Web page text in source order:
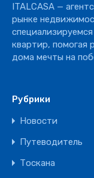
Забыли пароль!
ITALCASA —
рынке
квартир, помогая
дома мечты на
Рубрики
Новости
Путеводитель
Тоскана